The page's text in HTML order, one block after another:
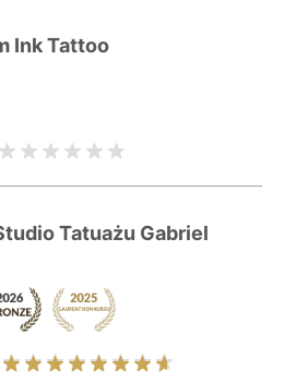
Ink Tattoo
Tatuażu Gabriel